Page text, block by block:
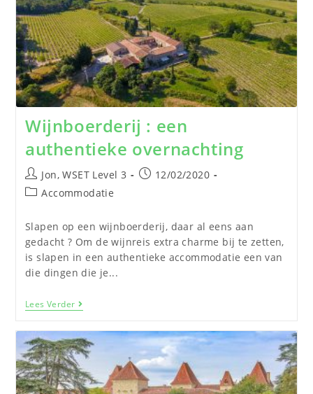
Wijnboerderij : een
authentieke overnachting
Jon, WSET Level 3
12/02/2020
Accommodatie
Slapen op een wijnboerderij, daar al eens aan
gedacht ? Om de wijnreis extra charme bij te zetten,
is slapen in een authentieke accommodatie een van
die dingen die je...
Lees Verder